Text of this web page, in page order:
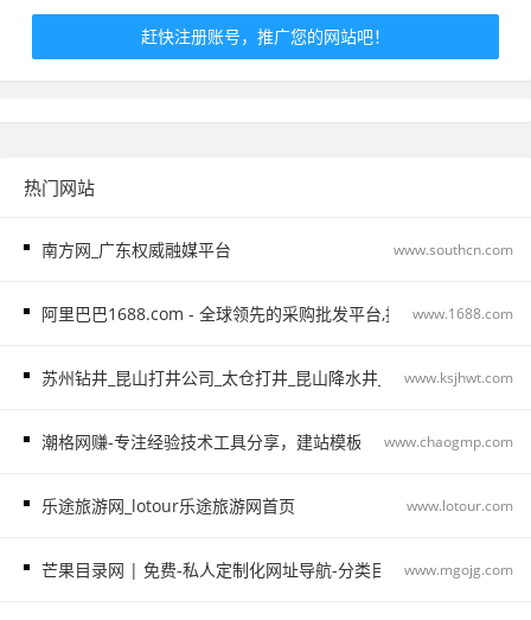
赶快注册账号，推广您的网站吧！
热门网站
南方网_广东权威融媒平台 www.southcn.com
阿里巴巴1688.com - 全球领先的采购批发平台,批发网www.1688.com
苏州钻井_昆山打井公司_太仓打井_昆山降水井_苏州基坑降水_太
www.ksjhwt.com
潮格网赚-专注经验技术工具分享，建站模板精选。www.chaogmp.com
乐途旅游网_lotour乐途旅游网首页 www.lotour.com
芒果目录网 | 免费-私人定制化网址导航-分类目录网站大全导航站
www.mgojg.com